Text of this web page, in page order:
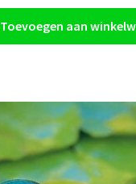
Toevoegen aan